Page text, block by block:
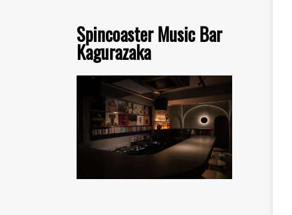
Spincoaster Music Bar
Kagurazaka